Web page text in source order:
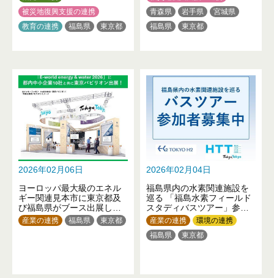
被災地復興支援の連携
教育の連携
福島県 東京都
青森県
岩手県
宮城県
福島県
東京都
2026年02月06日
ヨーロッパ最大級のエネル
ギー関連見本市に東京都及
び福島県がブース出展しま
す！
産業の連携 福島県 東京都
2026年02月04日
福島県内の水素関連施設を
巡る 「福島水素フィールド
スタディバスツアー」参加
者募集！
産業の連携
環境の連携
福島県
東京都